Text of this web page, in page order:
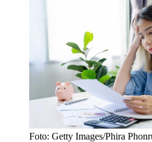
Foto: Getty Images/Phira